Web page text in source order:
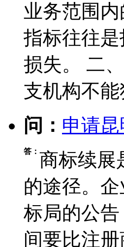
业务范围
指标往往
损失。 二
支机构不
问： 申请
答： 商标续展
的途径。
标局的公
间要比注